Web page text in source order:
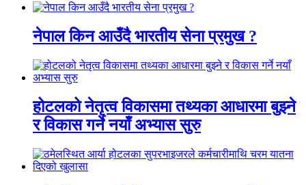
नेपाल किन आउँदै भारतीय सेना प्रमुख ?
होटलको नेतृत्व विकासमा तथ्यका आधारमा बुझ्ने
र विकास गर्ने नयाँ अभ्यास सुरु